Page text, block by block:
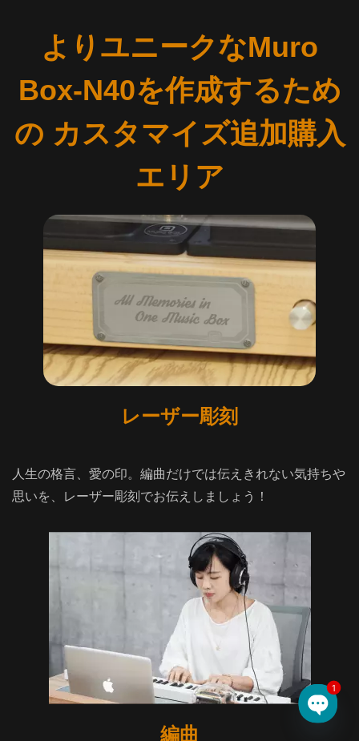
よりユニークなMuro
Box-N40を作成するため
の カスタマイズ追加購入
エリア
レーザー彫刻
人生の格言、愛の印。編曲だけでは伝えきれない気持ちや
思いを、レーザー彫刻でお伝えしましょう！
編曲
1